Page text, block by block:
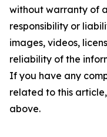
without warranty of
responsibility or
images, videos,
reliability of the
If you have any
related to this
above.